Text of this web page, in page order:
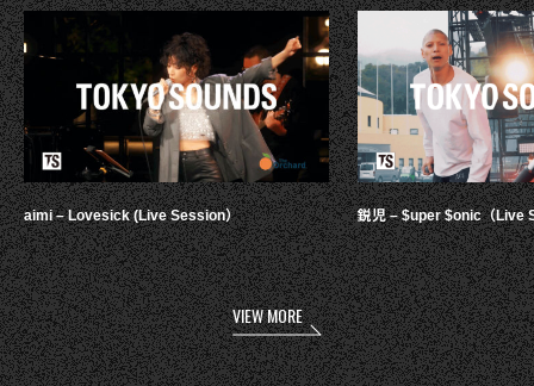
aimi – Lovesick (Live Session） 鋭児 – $uper $onic（Live
VIEW MORE